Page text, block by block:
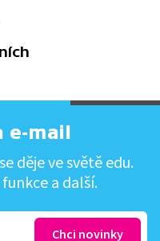
e-mail
děje ve světě edu.
a další.